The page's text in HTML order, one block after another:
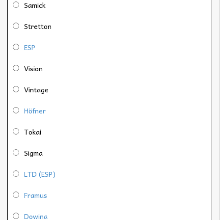
Samick
Stretton
ESP
Vision
Vintage
Höfner
Tokai
Sigma
LTD (ESP)
Framus
Dowina